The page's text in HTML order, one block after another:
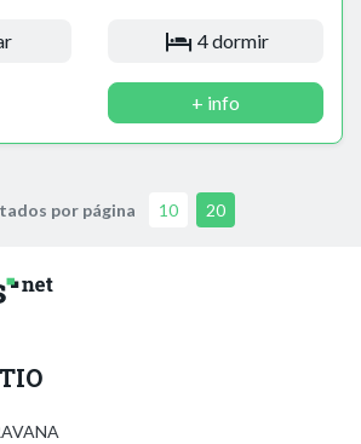
4 dormir
+ info
por página 10 20